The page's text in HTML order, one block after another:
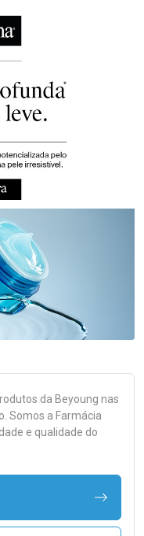
da Beyoung nas
Somos a Farmácia
e qualidade do